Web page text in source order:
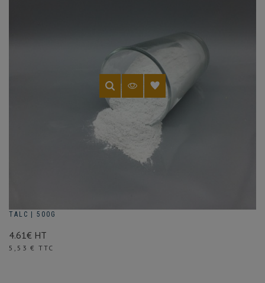
TALC | 500G
4.61€ HT
Prix
5,53 € TTC